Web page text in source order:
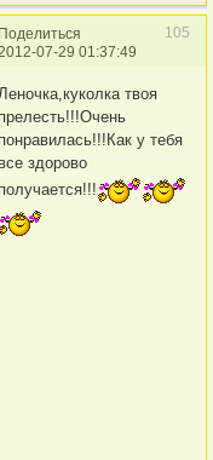
Поделиться
105
07-29 01:37:49
твоя
прелесть!!!Очень
понравилась!!!Как у тебя
все здорово
получается!!!